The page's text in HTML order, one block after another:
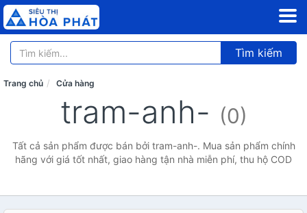
Tìm kiếm
Trang chủ Cửa hàng
tram-anh- (0)
Tất cả sản phẩm được bán bởi tram-anh-. Mua sản phẩm chính
hãng với giá tốt nhất, giao hàng tận nhà miễn phí, thu hộ COD